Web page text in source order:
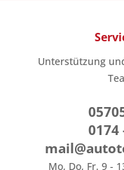
Unterstützung
0174
Mo, Do, Fr. 9 -